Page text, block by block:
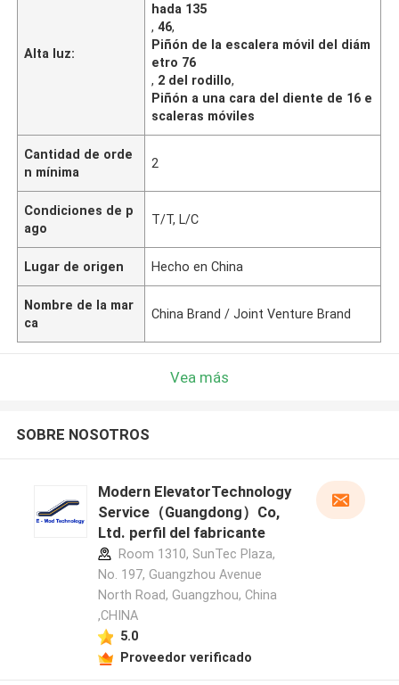
Alta luz:
hada 135
,46,
Piñón de la escalera móvil del diám
etro 76
, 2 del rodillo,
Piñón a una cara del diente de 16 e
scaleras móviles
Cantidad de orde
n mínima
2
Condiciones de p
ago
T/T, L/C
Lugar de origen Hecho en China
Nombre de la mar
ca
China Brand / Joint Venture Brand
Vea más
SOBRE NOSOTROS
Modern ElevatorTechnology
Service（Guangdong）Co,
Ltd. perfil del fabricante
Room 1310, SunTec Plaza,
No. 197, Guangzhou Avenue
North Road, Guangzhou, China
,CHINA
5.0
Proveedor verificado